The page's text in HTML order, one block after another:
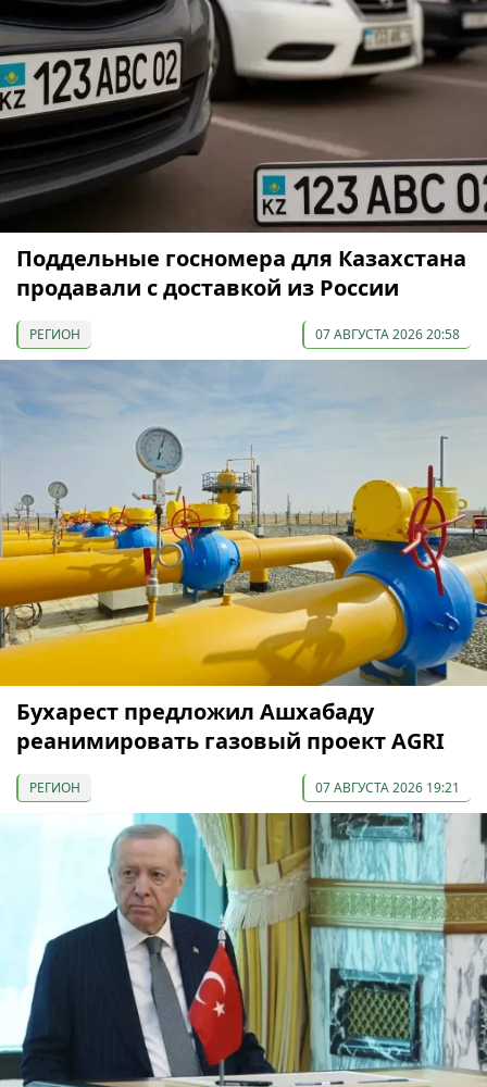
Поддельные госномера для Казахстана
продавали с доставкой из России
РЕГИОН 07 АВГУСТА 2026 20:58
Бухарест предложил Ашхабаду
реанимировать газовый проект AGRI
РЕГИОН 07 АВГУСТА 2026 19:21